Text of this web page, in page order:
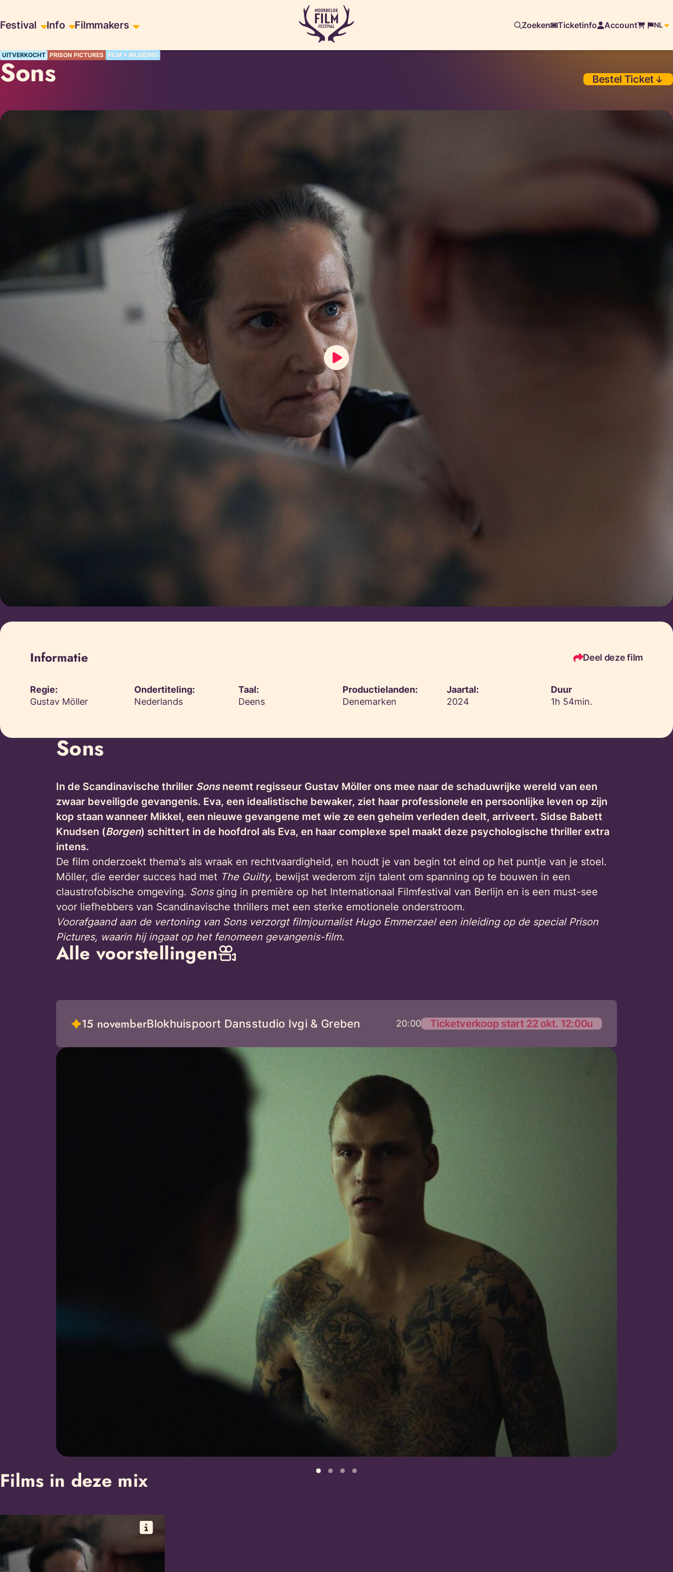
Festival Info Filmmakers Zoeken Ticketinfo Account NL
UITVERKOCHT PRISON PICTURES FILM + INLEIDING
Sons Bestel Ticket
Informatie Deel deze film
Regie:
Gustav Möller
Ondertiteling:
Nederlands
Taal:
Deens
Productielanden:
Denemarken
Jaartal:
2024
Duur
1h 54min.
Sons
In de Scandinavische thriller Sonsneemt regisseur Gustav Möller ons mee naar de schaduwrijke wereld van een
zwaar beveiligde gevangenis. Eva, een idealistische bewaker, ziet haar professionele en persoonlijke leven op zijn
kop staan wanneer Mikkel, een nieuwe gevangene met wie ze een geheim verleden deelt, arriveert. Sidse Babett
Knudsen (Borgen) schittert in de hoofdrol als Eva, en haar complexe spel maakt deze psychologische thriller extra
intens.
De film onderzoekt thema's als wraak en rechtvaardigheid, en houdt je van begin tot eind op het puntje van je stoel.
Möller, die eerder succes had met The Guilty, bewijst wederom zijn talent om spanning op te bouwen in een
claustrofobische omgeving. Sonsging in première op het Internationaal Filmfestival van Berlijn en is een must-see
voor liefhebbers van Scandinavische thrillers met een sterke emotionele onderstroom.
Voorafgaand aan de vertoning van Sons verzorgt filmjournalist Hugo Emmerzael een inleiding op de special Prison
Pictures, waarin hij ingaat op het fenomeen gevangenis-film.
Alle voorstellingen
15 novemberBlokhuispoort Dansstudio Ivgi & Greben 20:00 Ticketverkoop start 22 okt. 12:00u
Films in deze mix